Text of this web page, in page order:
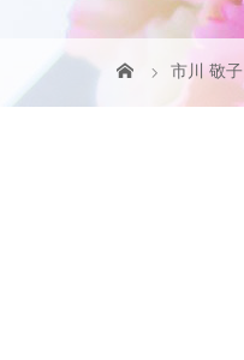
市川 敬子